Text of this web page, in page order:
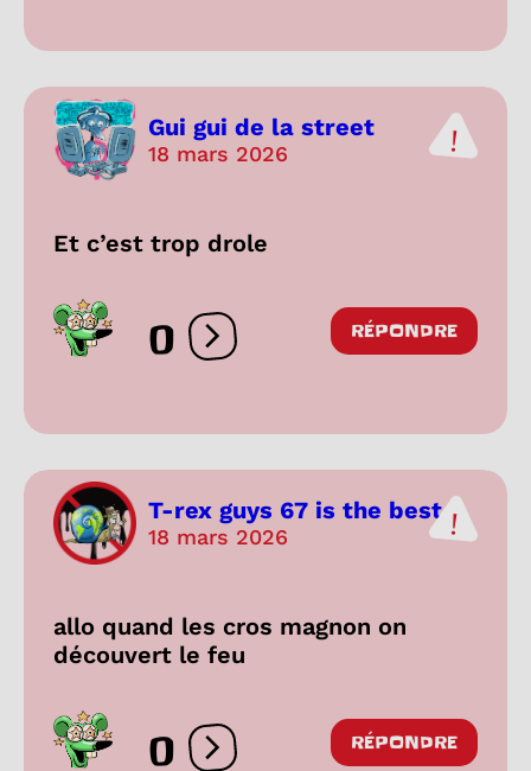
Gui gui de la street
18 mars 2026
Et c’est trop drole
0 Ouvrir les réactions
RÉPONDRE
T-rex guys 67 is the best...
18 mars 2026
allo quand les cros magnon on
découvert le feu
0 Ouvrir les réactions
RÉPONDRE